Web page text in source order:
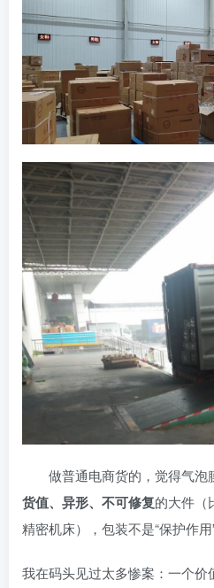
做普通电商货的，觉得气泡
货值、异形、不可修复的大件（
精密机床），包装不是“保护作用
我在码头见过太多惨案：一个价